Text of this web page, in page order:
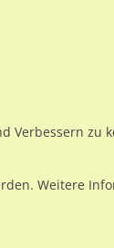
Verbessern zu
Weitere